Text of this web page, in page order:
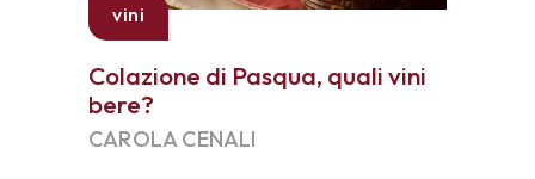
vini
Colazione di Pasqua, quali vini
bere?
CAROLA CENALI